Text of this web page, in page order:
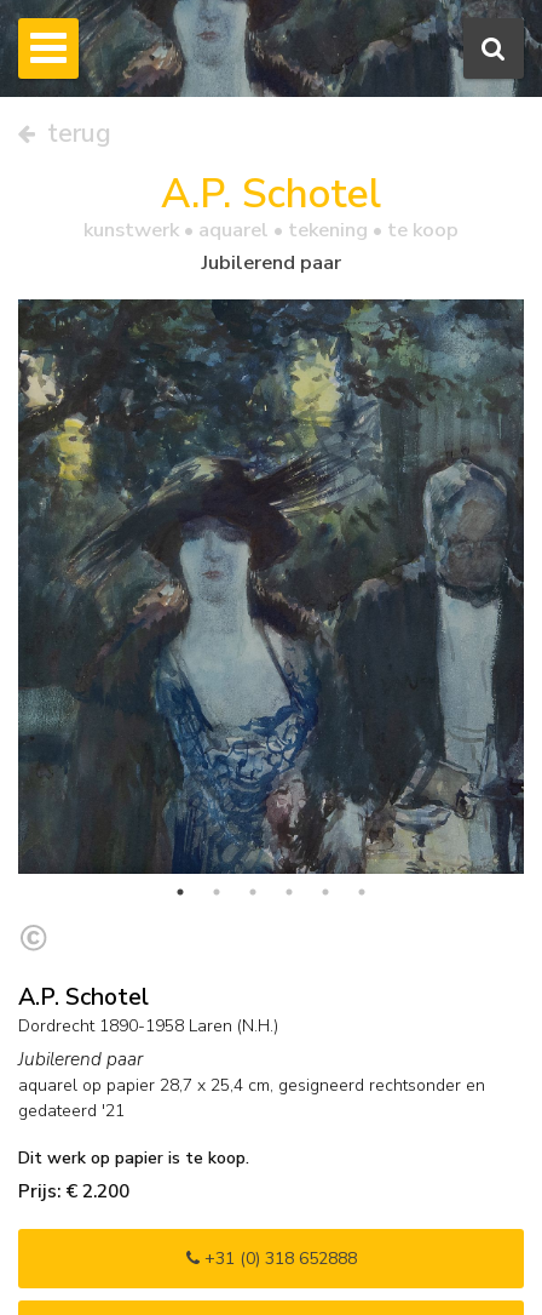
terug
A.P. Schotel
kunstwerk • aquarel • tekening • te koop
Jubilerend paar
A.P. Schotel
Dordrecht 1890-1958 Laren (N.H.)
Jubilerend paar
aquarel op papier 28,7 x 25,4 cm, gesigneerd rechtsonder en
gedateerd '21
Dit werk op papier is te koop.
Prijs: € 2.200
+31 (0) 318 652888